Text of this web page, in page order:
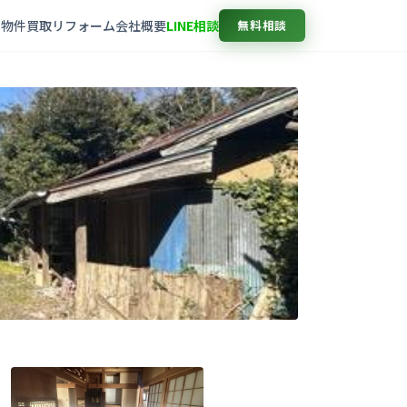
件買取リフォーム会社概要LINE相談 無料相談